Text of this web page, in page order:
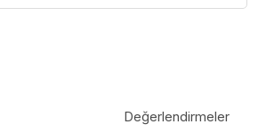
Değerlendirmeler